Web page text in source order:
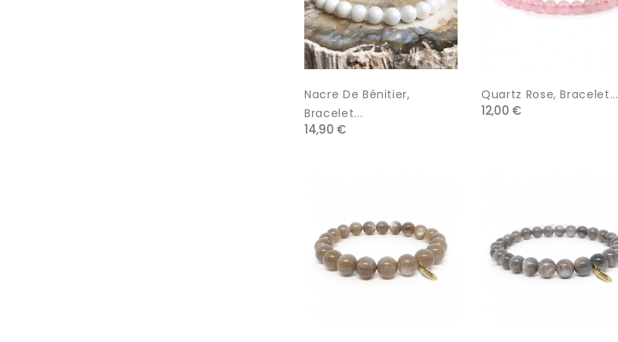
Nacre De Bénitier,
Bracelet...
14,90 €
Quartz Rose, Bracelet...
12,00 €